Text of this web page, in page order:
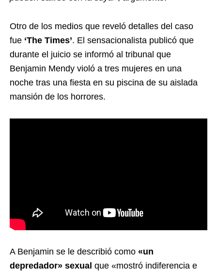
Otro de los medios que reveló detalles del caso
fue ‘The Times’. El sensacionalista publicó que
durante el juicio se informó al tribunal que
Benjamin Mendy violó a tres mujeres en una
noche tras una fiesta en su piscina de su aislada
mansión de los horrores.
A Benjamin se le describió como «un
depredador» sexual que «mostró indiferencia e